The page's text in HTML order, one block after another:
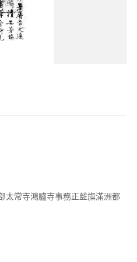
太常寺鴻臚寺事務正藍旗滿洲都